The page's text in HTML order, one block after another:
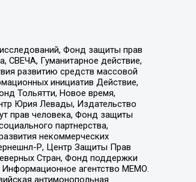
Фонд защиты прав
Гуманитарное действие,
развитию средств массовой
инициатив Действие,
Тольятти, Новое время,
Юрия Левады, Издательство
прав человека, Фонд защиты
партнерства,
некоммерческих
Р, Центр Защиты Прав
Стран, Фонд поддержки
агентство МЕМО.
антимонопольная